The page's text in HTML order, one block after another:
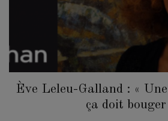
Ève Leleu-Galland : « Une
ça doit bouger